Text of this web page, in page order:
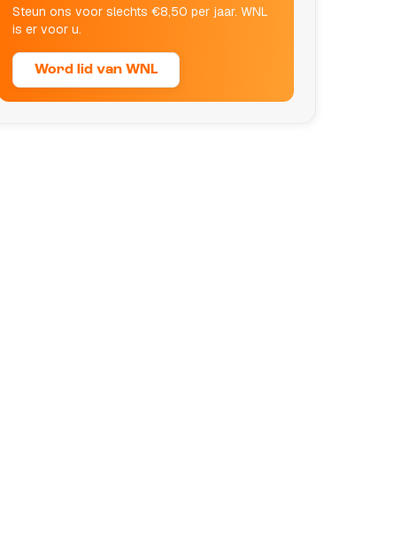
Steun ons voor slechts €8,50 per jaar. WNL
is er voor u.
Word lid van WNL